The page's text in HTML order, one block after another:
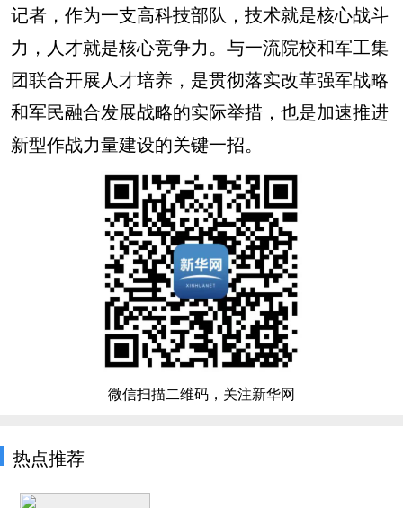
记者，作为一支高科技部队，技术就是核心战斗
力，人才就是核心竞争力。与一流院校和军工集
团联合开展人才培养，是贯彻落实改革强军战略
和军民融合发展战略的实际举措，也是加速推进
新型作战力量建设的关键一招。
微信扫描二维码，关注新华网
热点推荐